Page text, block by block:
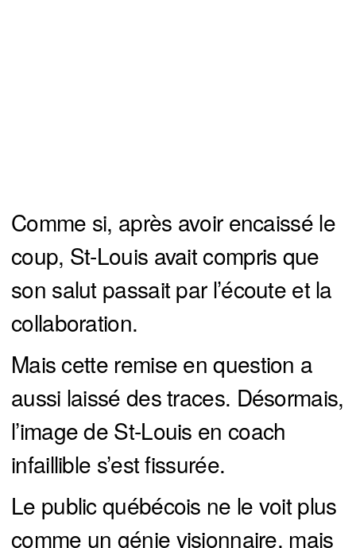
Comme si, après avoir encaissé le
coup, St-Louis avait compris que
son salut passait par l’écoute et la
collaboration.
Mais cette remise en question a
aussi laissé des traces. Désormais,
l’image de St-Louis en coach
infaillible s’est fissurée.
Le public québécois ne le voit plus
comme un génie visionnaire, mais